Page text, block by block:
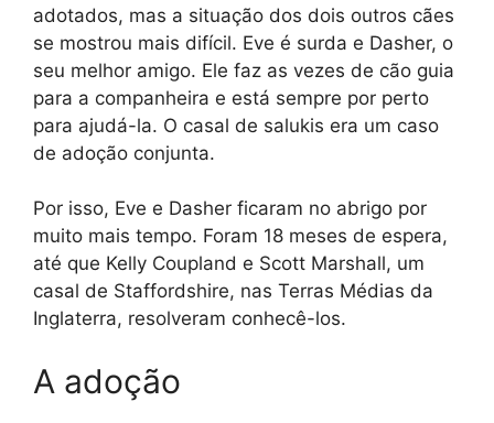
adotados, mas a situação dos dois outros cães
se mostrou mais difícil. Eve é surda e Dasher, o
seu melhor amigo. Ele faz as vezes de cão guia
para a companheira e está sempre por perto
para ajudá-la. O casal de salukis era um caso
de adoção conjunta.
Por isso, Eve e Dasher ficaram no abrigo por
muito mais tempo. Foram 18 meses de espera,
até que Kelly Coupland e Scott Marshall, um
casal de Staffordshire, nas Terras Médias da
Inglaterra, resolveram conhecê-los.
A adoção